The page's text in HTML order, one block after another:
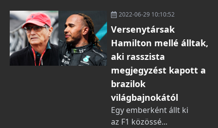
2022-06-29 10:10:52
Versenytársak
Hamilton mellé álltak,
aki rasszista
megjegyzést kapott a
brazilok
világbajnokától
Egy emberként állt ki
az F1 közössé...